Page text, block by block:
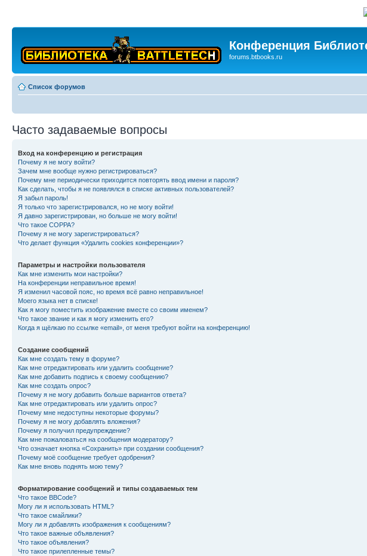
Конференция
forums.btbooks.ru
Список форумов
Часто задаваемые вопросы
Вход на конференцию и регистрация
Почему я не могу войти?
Зачем мне вообще нужно регистрироваться?
Почему мне периодически приходится повторять ввод имени и пароля?
Как сделать, чтобы я не появлялся в списке активных пользователей?
Я забыл пароль!
Я только что зарегистрировался, но не могу войти!
Я давно зарегистрирован, но больше не могу войти!
Что такое COPPA?
Почему я не могу зарегистрироваться?
Что делает функция «Удалить cookies конференции»?
Параметры и настройки пользователя
Как мне изменить мои настройки?
На конференции неправильное время!
Я изменил часовой пояс, но время всё равно неправильное!
Моего языка нет в списке!
Как я могу поместить изображение вместе со своим именем?
Что такое звание и как я могу изменить его?
Когда я щёлкаю по ссылке «email», от меня требуют войти на конференцию!
Создание сообщений
Как мне создать тему в форуме?
Как мне отредактировать или удалить сообщение?
Как мне добавить подпись к своему сообщению?
Как мне создать опрос?
Почему я не могу добавить больше вариантов ответа?
Как мне отредактировать или удалить опрос?
Почему мне недоступны некоторые форумы?
Почему я не могу добавлять вложения?
Почему я получил предупреждение?
Как мне пожаловаться на сообщения модератору?
Что означает кнопка «Сохранить» при создании сообщения?
Почему моё сообщение требует одобрения?
Как мне вновь поднять мою тему?
Форматирование сообщений и типы создаваемых тем
Что такое BBCode?
Могу ли я использовать HTML?
Что такое смайлики?
Могу ли я добавлять изображения к сообщениям?
Что такое важные объявления?
Что такое объявления?
Что такое прилепленные темы?